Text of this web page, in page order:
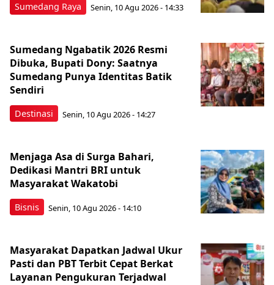
Sumedang Raya Senin, 10 Agu 2026 - 14:33
Destinasi
Sumedang Ngabatik 2026 Resmi
Dibuka, Bupati Dony: Saatnya
Sumedang Punya Identitas Batik
Sendiri
Senin, 10 Agu 2026 - 14:27
Bisnis
Menjaga Asa di Surga Bahari,
Dedikasi Mantri BRI untuk
Masyarakat Wakatobi
Senin, 10 Agu 2026 - 14:10
Masyarakat Dapatkan Jadwal Ukur
Pasti dan PBT Terbit Cepat Berkat
Layanan Pengukuran Terjadwal